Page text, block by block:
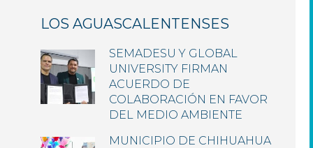
LOS AGUASCALENTENSES
SEMADESU Y GLOBAL
UNIVERSITY FIRMAN
ACUERDO DE
COLABORACIÓN EN FAVOR
DEL MEDIO AMBIENTE
MUNICIPIO DE CHIHUAHUA